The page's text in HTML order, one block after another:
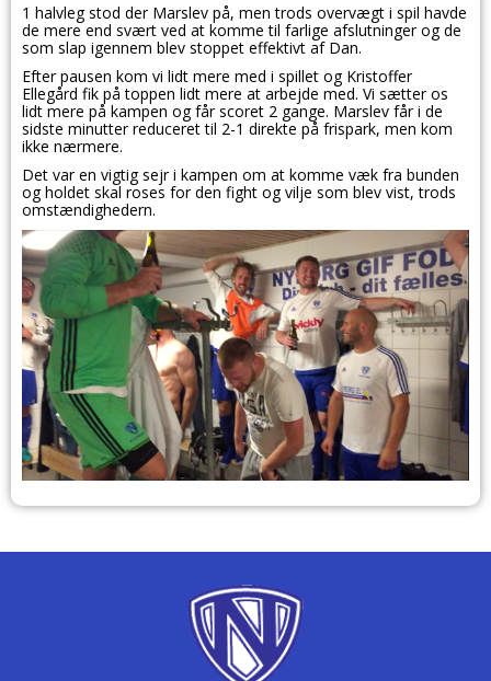
1 halvleg stod der Marslev på, men trods overvægt i spil havde
de mere end svært ved at komme til farlige afslutninger og de
som slap igennem blev stoppet effektivt af Dan.
Efter pausen kom vi lidt mere med i spillet og Kristoffer
Ellegård fik på toppen lidt mere at arbejde med. Vi sætter os
lidt mere på kampen og får scoret 2 gange. Marslev får i de
sidste minutter reduceret til 2-1 direkte på frispark, men kom
ikke nærmere.
Det var en vigtig sejr i kampen om at komme væk fra bunden
og holdet skal roses for den fight og vilje som blev vist, trods
omstændighedern.